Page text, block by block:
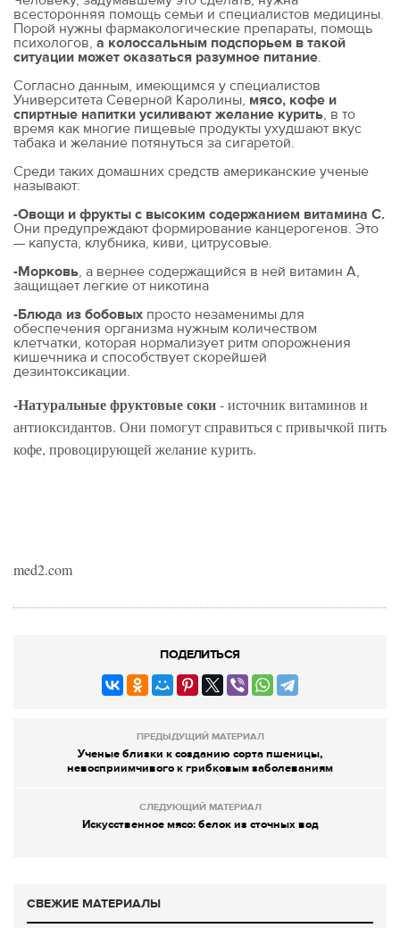
всесторонняя помощь семьи и специалистов медицины.
Порой нужны фармакологические препараты, помощь
психологов, а колоссальным подспорьем в такой
ситуации может оказаться разумное питание.
Согласно данным, имеющимся у специалистов
Университета Северной Каролины, мясо, кофе и
спиртные напитки усиливают желание курить, в то
время как многие пищевые продукты ухудшают вкус
табака и желание потянуться за сигаретой.
Среди таких домашних средств американские ученые
называют:
-Овощи и фрукты с высоким содержанием витамина С.
Они предупреждают формирование канцерогенов. Это
— капуста, клубника, киви, цитрусовые.
-Морковь, а вернее содержащийся в ней витамин А,
защищает легкие от никотина
-Блюда из бобовых просто незаменимы для
обеспечения организма нужным количеством
клетчатки, которая нормализует ритм опорожнения
кишечника и способствует скорейшей
дезинтоксикации.
-Натуральные фруктовые соки- источник витаминов и
антиоксидантов. Они помогут справиться с привычкой пить
кофе, провоцирующей желание курить.
med2.com
ПОДЕЛИТЬСЯ
ПРЕДЫДУЩИЙ МАТЕРИАЛ
Ученые близки к созданию сорта пшеницы,
невосприимчивого к грибковым заболеваниям
СЛЕДУЮЩИЙ МАТЕРИАЛ
Искусственное мясо: белок из сточных вод
СВЕЖИЕ МАТЕРИАЛЫ